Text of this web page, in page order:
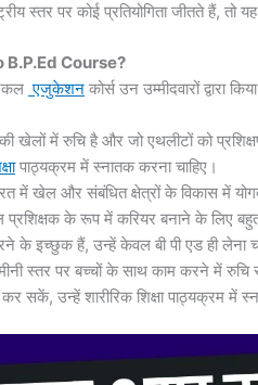
स्तर पर कोई प्रतियोगिता जीतते हैं, तो
Course?
एजुकेशन कोर्स उन उम्मीदवारों द्वारा
की खेलों में रुचि है और जो एथलीटों को
पाठ्यक्रम में स्नातक करना चाहिए।
में खेल और संबंधित क्षेत्रों के विकास में
प्रशिक्षक के रूप में करियर बनाने के लिए
के इच्छुक हैं, उन्हें केवल बी पी एड ही लेना
स्तर पर बच्चों के साथ काम करने में
कर सकें, उन्हें शारीरिक शिक्षा पाठ्यक्रम में